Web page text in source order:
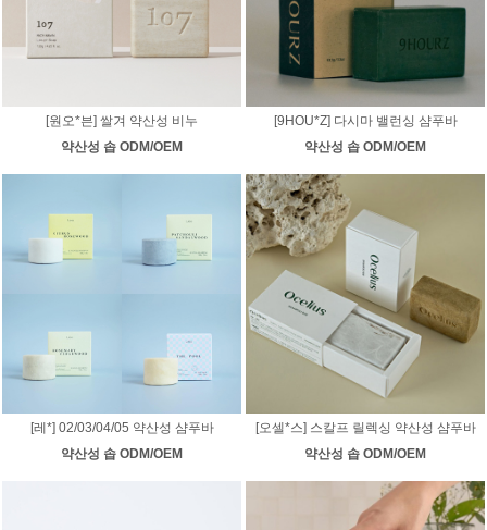
[원오*븐] 쌀겨 약산성 비누
약산성 솝 ODM/OEM
[9HOU*Z] 다시마 밸런싱 샴푸바
약산성 솝 ODM/OEM
[레*] 02/03/04/05 약산성 샴푸바
약산성 솝 ODM/OEM
[오셀*스] 스칼프 릴렉싱 약산성 샴푸바
약산성 솝 ODM/OEM